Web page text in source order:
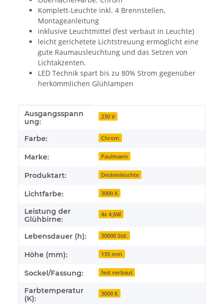
Komplett-Leuchte inkl. 4 Brennstellen,
Montageanleitung
inklusive Leuchtmittel (fest verbaut in Leuchte)
leicht gerichetete Lichtstreuung ermöglicht eine
gute Raumausleuchtung und das Setzen von
Lichtakzenten.
LED Technik spart bis zu 80% Strom gegenüber
herkömmlichen Glühlampen
Produkteigenschaft
Wert
Ausgangsspann
ung:
230 V
Farbe: Chrom
Marke: Paulmann
Produktart: Deckenleuchte
Lichtfarbe: 3000 K
Leistung der
Glühbirne:
4x 4,6W
Lebensdauer (h): 30000 Std.
Höhe (mm): 135 mm
Sockel/Fassung: fest verbaut
Farbtemperatur
(K):
3000 K